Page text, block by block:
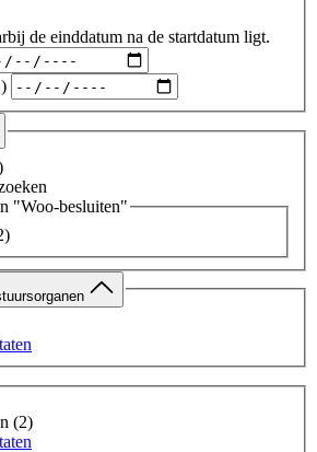
de einddatum na de startdatum ligt.
"Woo-besluiten"
(2)